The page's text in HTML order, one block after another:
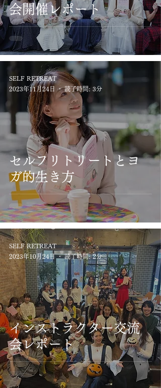
会開催レポート
セルフリトリートとヨ
ガ的生き方
SELF RETREAT
2023年11月24日
読了時間: 3分
インストラクター交流
会レポート
SELF RETREAT
2023年10月24日
読了時間: 2分